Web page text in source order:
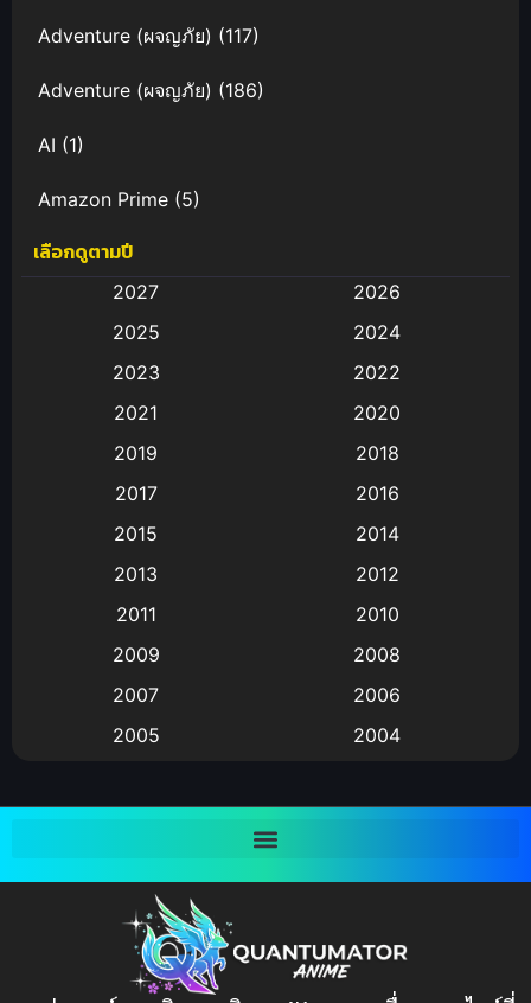
Adventure (ผจญภัย) (117)
Adventure (ผจญภัย) (186)
AI (1)
Amazon Prime (5)
Anal (ประตูหลัง)
Animation การ์ตูน
Animation อนิเมะ
Animation แอนิเมชัน
(9)
Big tits (นมใหญ่)
Bitch (ผู้หญิงร่าน)
Bondage (ทาส)(1)
(1)
เลือกดูตามปี
2027
2026
2025
2024
2023
2022
2021
2020
2019
2018
2017
2016
2015
2014
2013
2012
2011
2010
2009
2008
2007
2006
2005
2004
1997
1993
1991